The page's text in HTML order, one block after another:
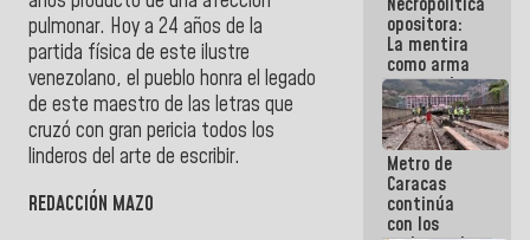
pulmonar. Hoy a 24 años de la
partida física de este ilustre
venezolano, el pueblo honra el legado
de este maestro de las letras que
cruzó con gran pericia todos los
linderos del arte de escribir.
REDACCIÓN MAZO
en La Guaira
opositora:
La mentira
como arma
contra el
Pueblo
Metro de
Caracas
continúa
con los